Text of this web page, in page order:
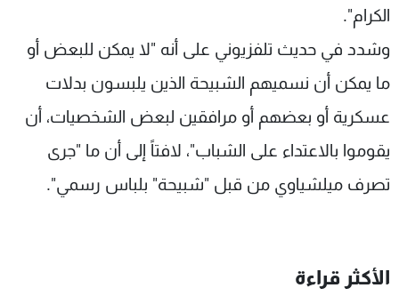
الكرام".
وشدد في حديث تلفزيوني على أنه "لا يمكن للبعض أو
ما يمكن أن نسميهم الشبيحة الذين يلبسون بدلات
عسكرية أو بعضهم أو مرافقين لبعض الشخصيات، أن
يقوموا بالاعتداء على الشباب"، لافتاً إلى أن ما "جرى
تصرف ميلشياوي من قبل "شبيحة" بلباس رسمي".
الأكثر قراءة